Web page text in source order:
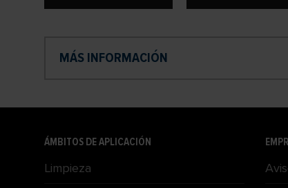
MÁS INFORMACIÓN
ÁMBITOS DE APLICACIÓN
Limpieza